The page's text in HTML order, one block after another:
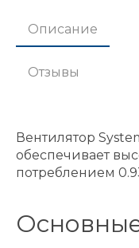
Описание
Отзывы
Вентилятор
обеспечивает
потреблением